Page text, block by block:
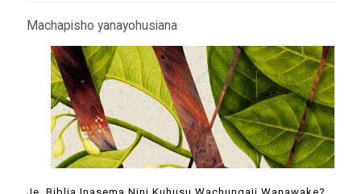
Machapisho yanayohusiana